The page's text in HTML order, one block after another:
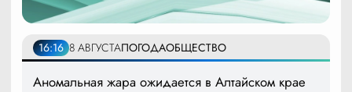
16:16 8 АВГУСТАПОГОДАОБЩЕСТВО
Аномальная жара ожидается в Алтайском крае